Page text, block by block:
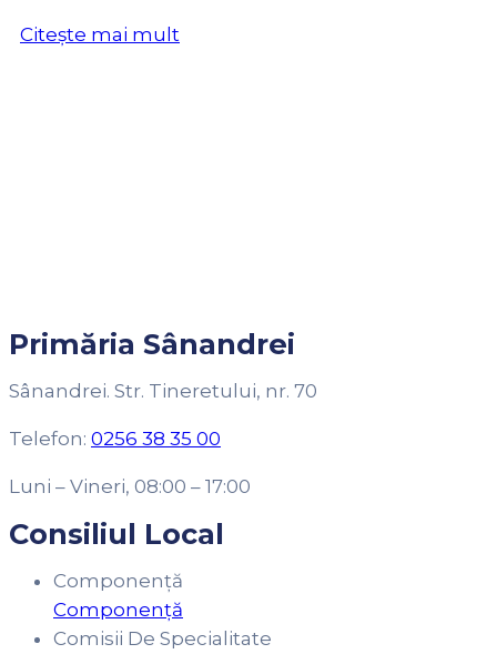
Citește mai mult
Primăria Sânandrei
Sânandrei. Str. Tineretului, nr. 70
Telefon: 0256 38 35 00
Luni – Vineri, 08:00 – 17:00
Consiliul Local
Componență
Componență
Comisii De Specialitate